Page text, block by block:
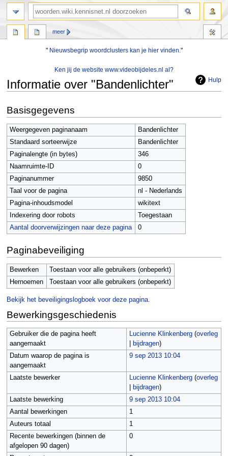
" Nieuwsbegrip woordclusters kan je hier vinden."
Ken jij de website www.videobijdeles.nl al?
Hulp
Informatie over "Bandenlichter"
navigatie
springen
zoeken
springen
Basisgegevens
Weergegeven paginanaam
Bandenlichter
Standaard sorteerwijze
Bandenlichter
Paginalengte (in bytes)
346
Naamruimte-ID
0
Paginanummer
9850
Taal voor de pagina
nl - Nederlands
Pagina-inhoudsmodel
wikitext
Indexering door robots
Toegestaan
Aantal doorverwijzingen naar deze pagina
0
Paginabeveiliging
Bewerken
Toestaan voor alle gebruikers (onbeperkt)
Hernoemen
Toestaan voor alle gebruikers (onbeperkt)
Bekijk het beveiligingslogboek voor deze pagina.
Bewerkingsgeschiedenis
Gebruiker die de pagina heeft
aangemaakt
Lucienne Klinkenberg (overleg
bijdragen)
Datum waarop de pagina is
aangemaakt
9 sep 2013 10:04
Laatste bewerker Lucienne Klinkenberg (overleg
bijdragen)
Laatste bewerking
9 sep 2013 10:04
Aantal bewerkingen
1
Auteurs totaal
1
Recente bewerkingen (binnen de
afgelopen 90 dagen)
0
meer
zoeken